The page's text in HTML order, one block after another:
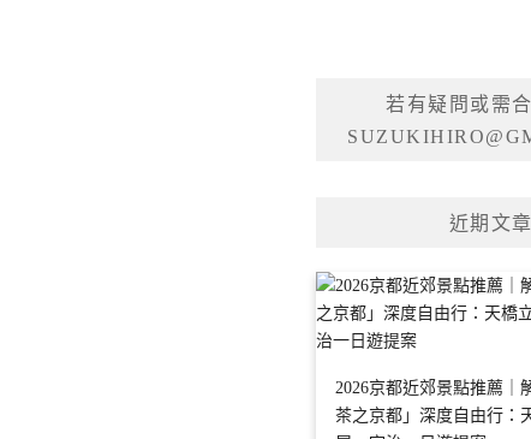
若有疑問或需
近期文章
2026京都近郊景點推薦｜
茶之京都」深度自由行：